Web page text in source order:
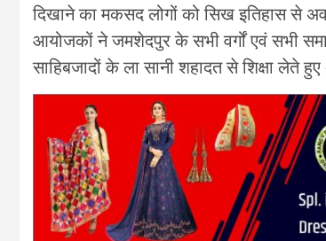
दिखाने का मकसद लोगों को सिख इतिहास से
आयोजकों ने जमशेदपुर के सभी वर्गों एवं सभी
साहिबजादों के ला सानी शहादत से शिक्षा लेते